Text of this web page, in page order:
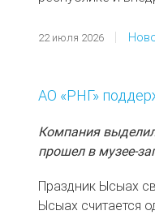
22 июля 2026
АО «РНГ»
Компания
прошел в музее-
Праздник Ысыах
Ысыах считается